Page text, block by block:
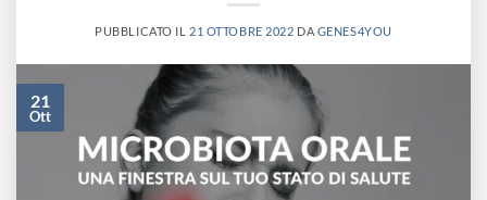
PUBBLICATO IL 21 OTTOBRE 2022 DA GENES4YOU
21
Ott